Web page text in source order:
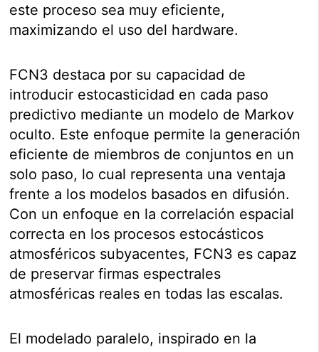
este proceso sea muy eficiente,
maximizando el uso del hardware.
FCN3 destaca por su capacidad de
introducir estocasticidad en cada paso
predictivo mediante un modelo de Markov
oculto. Este enfoque permite la generación
eficiente de miembros de conjuntos en un
solo paso, lo cual representa una ventaja
frente a los modelos basados en difusión.
Con un enfoque en la correlación espacial
correcta en los procesos estocásticos
atmosféricos subyacentes, FCN3 es capaz
de preservar firmas espectrales
atmosféricas reales en todas las escalas.
El modelado paralelo, inspirado en la